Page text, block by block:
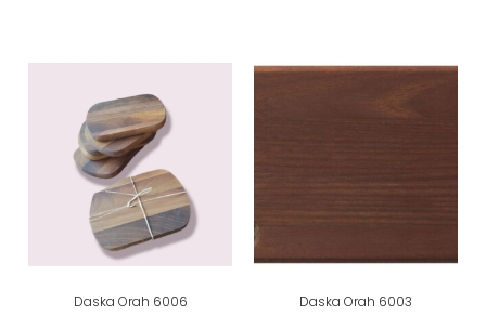
Daska Orah 6006 Daska Orah 6003